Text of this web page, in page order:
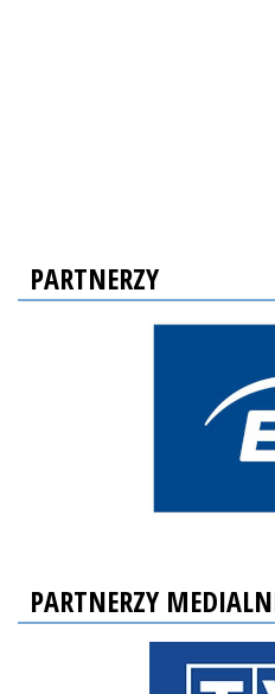
PARTNERZY
PARTNERZY